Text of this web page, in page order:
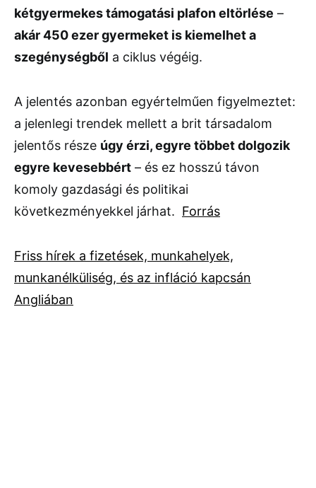
kétgyermekes támogatási plafon eltörlése –
akár 450 ezer gyermeket is kiemelhet a
szegénységből a ciklus végéig.
A jelentés azonban egyértelműen figyelmeztet:
a jelenlegi trendek mellett a brit társadalom
jelentős része úgy érzi, egyre többet dolgozik
egyre kevesebbért – és ez hosszú távon
komoly gazdasági és politikai
következményekkel járhat. Forrás
Friss hírek a fizetések, munkahelyek,
munkanélküliség, és az infláció kapcsán
Angliában